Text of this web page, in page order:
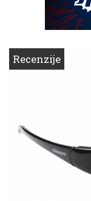
Recenzije